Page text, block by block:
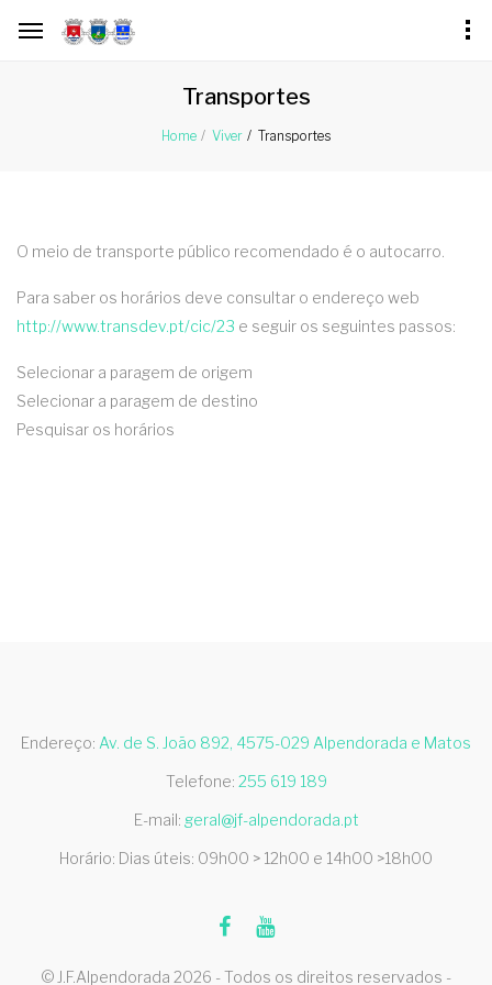
Transportes
Home Viver Transportes
O meio de transporte público recomendado é o autocarro.
Para saber os horários deve consultar o endereço web
http://www.transdev.pt/cic/23 e seguir os seguintes passos:
Selecionar a paragem de origem
Selecionar a paragem de destino
Pesquisar os horários
Endereço: Av. de S. João 892, 4575-029 Alpendorada e Matos
Telefone: 255 619 189
E-mail: geral@jf-alpendorada.pt
Horário: Dias úteis: 09h00 > 12h00 e 14h00 >18h00
© J.F.Alpendorada 2026 - Todos os direitos reservados -